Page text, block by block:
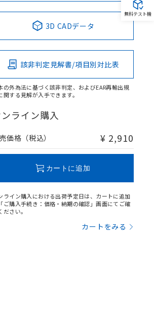
3D CADデータ
該非判定見解書/項目別対比表
の外為法に基づく該非判定、およびEAR再輸出規
関する見解が入手できます。
ライン購入
価格（税込） ¥ 2,910
カートに追加
ライン購入における出荷予定日は、カートに追加
ご購入手続き：価格・納期の確認」画面にてご確
ださい。
カートをみる
無料テスト機